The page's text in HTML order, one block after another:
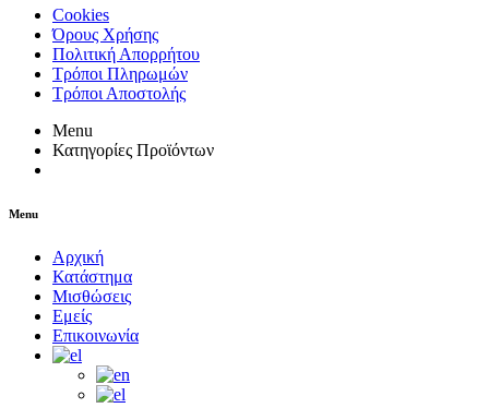
Cookies
Όρους Χρήσης
Πολιτική Απορρήτου
Τρόποι Πληρωμών
Τρόποι Αποστολής
Menu
Κατηγορίες Προϊόντων
Menu
Αρχική
Κατάστημα
Μισθώσεις
Εμείς
Επικοινωνία